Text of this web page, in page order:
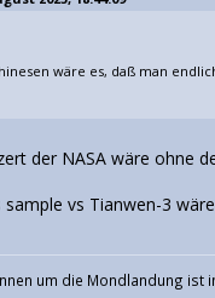
wäre es, daß man
der NASA wäre ohne
vs Tianwen-3
um die Mondlandung